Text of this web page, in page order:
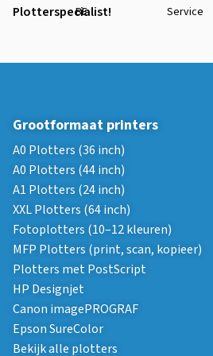
Plotterspecialist!
BE
Service
Grootformaat printers
A0 Plotters (36 inch)
A0 Plotters (44 inch)
A1 Plotters (24 inch)
XXL Plotters (64 inch)
Fotoplotters (10–12 kleuren)
MFP Plotters (print, scan, kopieer)
Plotters met PostScript
HP Designjet
Canon imagePROGRAF
Epson SureColor
Bekijk alle plotters